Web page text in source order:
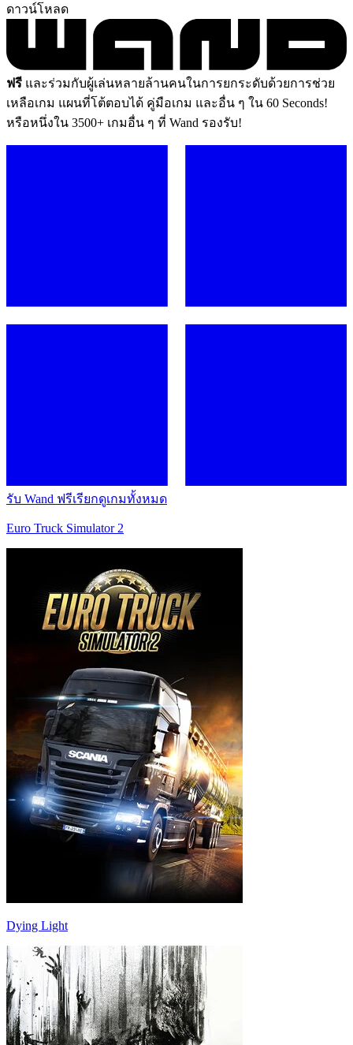
ดาวน์โหลด
ฟรี และร่วมกับผู้เล่นหลายล้านคนในการยกระดับด้วยการช่วย
เหลือเกม แผนที่โต้ตอบได้ คู่มือเกม และอื่น ๆ ใน 60 Seconds!
หรือหนึ่งใน 3500+ เกมอื่น ๆ ที่ Wand รองรับ!
รับ Wand ฟรีเรียกดูเกมทั้งหมด
Euro Truck Simulator 2
Dying Light